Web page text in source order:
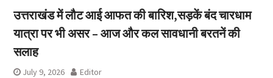
उत्तराखंड में लौट आई आफत की बारिश,सड़कें बंद चारधाम
यात्रा पर भी असर – आज और कल सावधानी बरतनें की
सलाह
July 9, 2026 Editor